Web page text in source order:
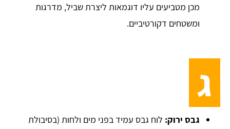
מכן מטביעים עליו דוגמאות ליצרת שביל, מדרגות
ומשטחים דקורטיביים.
ג
גבס ירוק: לוח גבס עמיד בפני מים ולחות (בסיבולת